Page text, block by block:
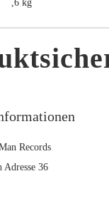
,6 kg
Records
Adresse 36